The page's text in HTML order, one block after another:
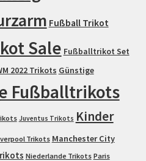
Fußball Trikot
Sale Fußballtrikot Set
2022 Trikots Günstige
Fußballtrikots
Juventus Trikots Kinder
Trikots Manchester City
Niederlande Trikots Paris